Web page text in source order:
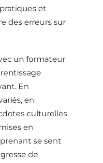
et
des erreurs sur
un formateur
En
en
culturelles
en
se sent
de